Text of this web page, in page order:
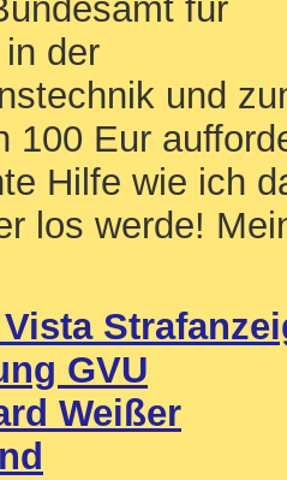
für
der
und
100 Eur
Hilfe wie ich
los werde!
GVU
Weißer